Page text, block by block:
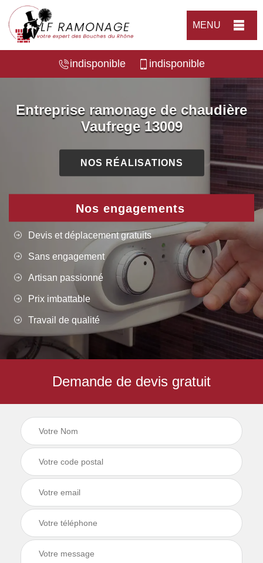
MENU
indisponible indisponible
Entreprise ramonage de chaudière
Vaufrege 13009
NOS RÉALISATIONS
Nos engagements
Devis et déplacement gratuits
Sans engagement
Artisan passionné
Prix imbattable
Travail de qualité
Demande de devis gratuit